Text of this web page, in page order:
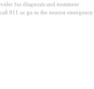
for diagnosis and treatment
911 or go to the nearest emergency